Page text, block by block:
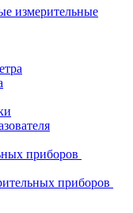
измерительные
приборов
приборов